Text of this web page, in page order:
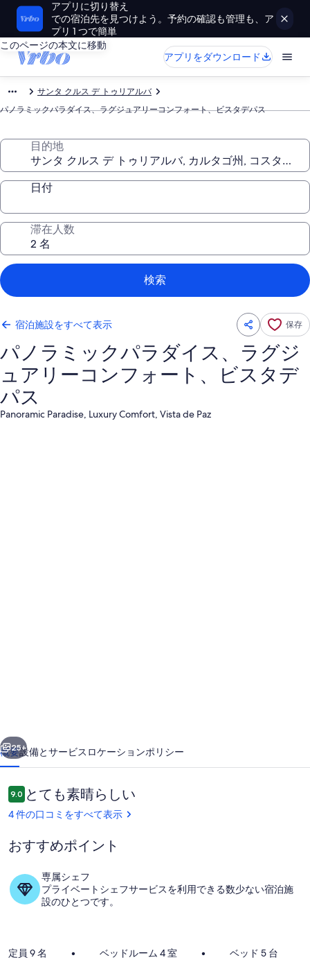
アプリに切り替え
での宿泊先を見つけよう。予約の確認も管理も、ア
プリ 1 つで簡単
このページの本文に移動
アプリをダウンロード
サンタ クルス デ トゥリアルバ
パノラミックパラダイス、ラグジュアリーコンフォート、ビスタデパス
目的地
日付
滞在人数
検索
宿泊施設をすべて表示 保存
パノラミックパラダイス、ラグジ
ュアリーコンフォート、ビスタデ
パス
Panoramic Paradise, Luxury Comfort, Vista de Paz
ラ
ダ
イ
ス、
ラ
グ
ジ
ュ
リ
屋外ダイニングエリア
25+
概要設備とサービス ロケーションポリシー
口
コ
ミ
9.010段階中9.0
とても素晴らしい
4 件の口コミをすべて表示
おすすめポイント
専属シェフ
プライベートシェフサービスを利用できる数少ない宿泊施
設のひとつです。
定員 9 名 • ベッドルーム 4 室 • ベッド 5 台